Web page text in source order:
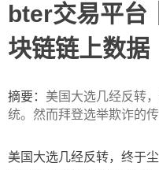
bter交易平台
块链链上数据
摘要： 美国大选几经反转
统。然而拜登选举欺诈的
美国大选几经反转，终于